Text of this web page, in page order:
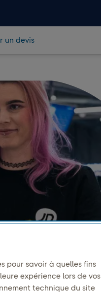
un devis
pour savoir à quelles fins
expérience lors de vos
technique du site